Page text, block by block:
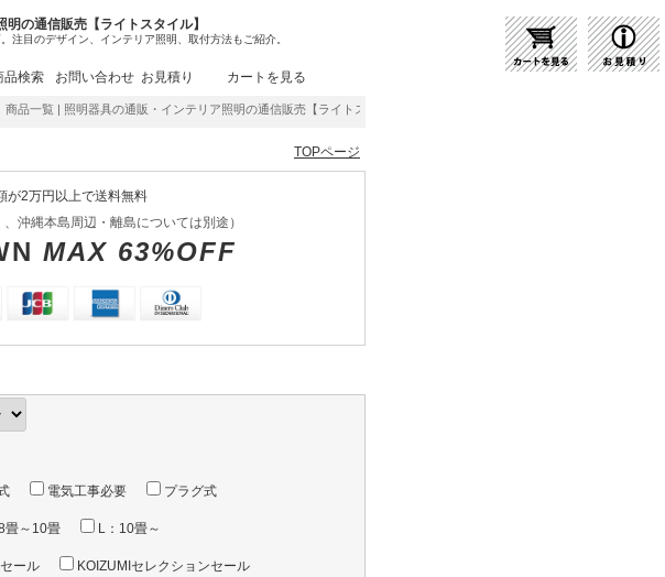
の通信販売【ライトスタイル】
注目のデザイン、インテリア照明、取付方法もご紹介。
品検索 お問い合わせ お見積り カートを見る
覧 | 照明器具の通販・インテリア照明の通信販売【ライトスタイル】激安・格安価格にてご提供中！
TOPページ
が2万円以上で送料無料
沖縄本島周辺・離島については別途）
MAX 63%OFF
電気工事必要 プラグ式
畳～10畳 L：10畳～
ール KOIZUMIセレクションセール